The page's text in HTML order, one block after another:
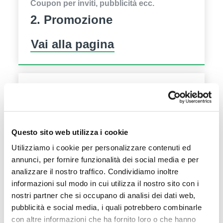
Questo sito web utilizza i cookie
Utilizziamo i cookie per personalizzare contenuti ed
annunci, per fornire funzionalità dei social media e per
analizzare il nostro traffico. Condividiamo inoltre
informazioni sul modo in cui utilizza il nostro sito con i
nostri partner che si occupano di analisi dei dati web,
pubblicità e social media, i quali potrebbero combinarle
con altre informazioni che ha fornito loro o che hanno
Coupon per inviti, pubblicità ecc.
2. Promozione
Vai alla pagina
Vai alla pagina
Il piacere della